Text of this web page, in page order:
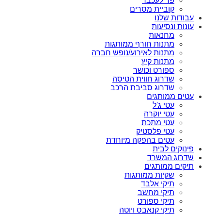
קוביית מסרים
עבודות שלנו
עונות ונסיעות
מחנאות
מתנות חורף ממותגות
מתנות לאירוע/נופש חברה
מתנות קיץ
ספורט וכושר
שדרוג חווית הטיסה
שדרוג סביבת הרכב
עטים ממותגים
עטי ג'ל
עטי יוקרה
עטי מתכת
עטי פלסטיק
עטים בהפקה מיוחדת
פינוקים לבית
שדרוג המשרד
תיקים ממותגים
שקיות ממותגות
תיקי אלבד
תיקי מחשב
תיקי ספורט
תיקי קנאבס ויוטה